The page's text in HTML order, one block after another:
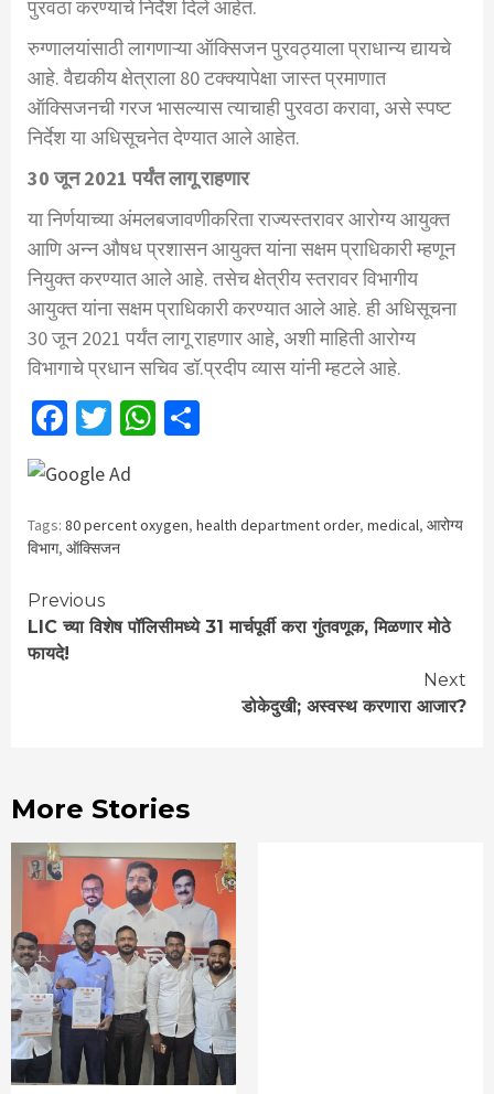
पुरवठा करण्याचे निर्देश दिले आहेत.
रुग्णालयांसाठी लागणाऱ्या ऑक्सिजन पुरवठ्याला प्राधान्य द्यायचे
आहे. वैद्यकीय क्षेत्राला 80 टक्क्यापेक्षा जास्त प्रमाणात
ऑक्सिजनची गरज भासल्यास त्याचाही पुरवठा करावा, असे स्पष्ट
निर्देश या अधिसूचनेत देण्यात आले आहेत.
30 जून 2021 पर्यंत लागू राहणार
या निर्णयाच्या अंमलबजावणीकरिता राज्यस्तरावर आरोग्य आयुक्त
आणि अन्न औषध प्रशासन आयुक्त यांना सक्षम प्राधिकारी म्हणून
नियुक्त करण्यात आले आहे. तसेच क्षेत्रीय स्तरावर विभागीय
आयुक्त यांना सक्षम प्राधिकारी करण्यात आले आहे. ही अधिसूचना
30 जून 2021 पर्यंत लागू राहणार आहे, अशी माहिती आरोग्य
विभागाचे प्रधान सचिव डॉ.प्रदीप व्यास यांनी म्हटले आहे.
Facebook
TwitterWhatsApp
Tags: 80 percent oxygen, health department order, medical, आरोग्य
विभाग, ऑक्सिजन
Continue
Reading
Previous
LIC च्या विशेष पॉलिसीमध्ये 31 मार्चपूर्वी करा गुंतवणूक, मिळणार मोठे
फायदे!
Next
डोकेदुखी; अस्वस्थ करणारा आजार?
More Stories